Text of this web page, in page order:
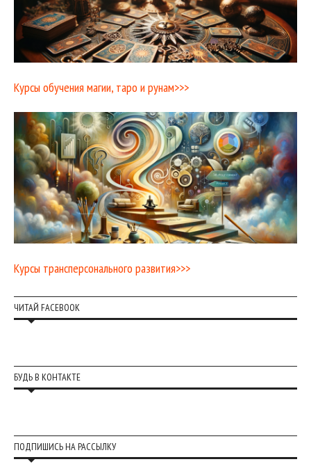
Курсы обучения магии, таро и рунам>>>
Курсы трансперсонального развития>>>
ЧИТАЙ FACEBOOK
БУДЬ В КОНТАКТЕ
ПОДПИШИСЬ НА РАССЫЛКУ